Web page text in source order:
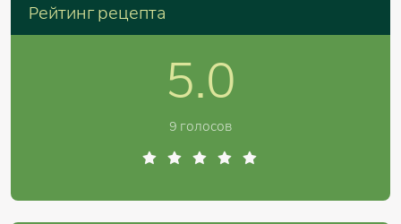
Рейтинг рецепта
5.0
9 голосов